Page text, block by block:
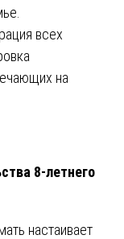
всех
на
8-летнего
настаивает